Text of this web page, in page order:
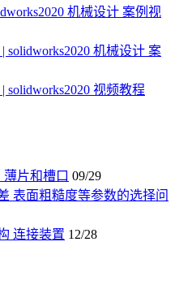
机械设计 案例视
solidworks2020 机械设计 案
solidworks2020 视频教程
薄片和槽口 09/29
表面粗糙度等参数的选择问
连接装置 12/28